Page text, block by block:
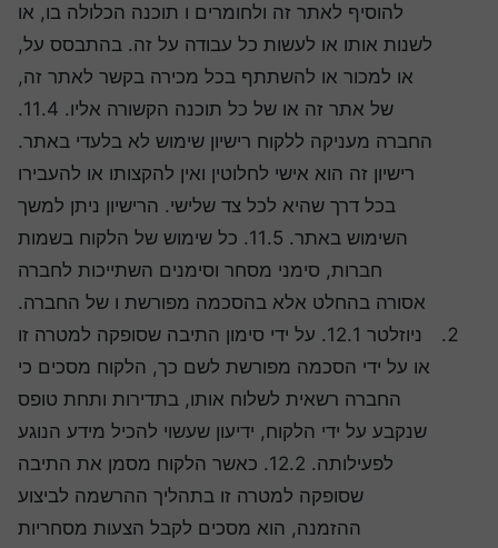
להוסיף לאתר זה ולחומרים ו תוכנה הכלולה בו, או
לשנות אותו או לעשות כל עבודה על זה. בהתבסס על,
או למכור או להשתתף בכל מכירה בקשר לאתר זה,
של אתר זה או של כל תוכנה הקשורה אליו. 11.4.
החברה מעניקה ללקוח רישיון שימוש לא בלעדי באתר.
רישיון זה הוא אישי לחלוטין ואין להקצותו או להעבירו
בכל דרך שהיא לכל צד שלישי. הרישיון ניתן למשך
השימוש באתר. 11.5. כל שימוש של הלקוח בשמות
חברות, סימני מסחר וסימנים השתייכות לחברה
אסורה בהחלט אלא בהסכמה מפורשת ו של החברה.
ניוזלטר 12.1. על ידי סימון התיבה שסופקה למטרה זו
או על ידי הסכמה מפורשת לשם כך, הלקוח מסכים כי
החברה רשאית לשלוח אותו, בתדירות ותחת טופס
שנקבע על ידי הלקוח, ידיעון שעשוי להכיל מידע הנוגע
לפעילותה. 12.2. כאשר הלקוח מסמן את התיבה
שסופקה למטרה זו בתהליך ההרשמה לביצוע
ההזמנה, הוא מסכים לקבל הצעות מסחריות